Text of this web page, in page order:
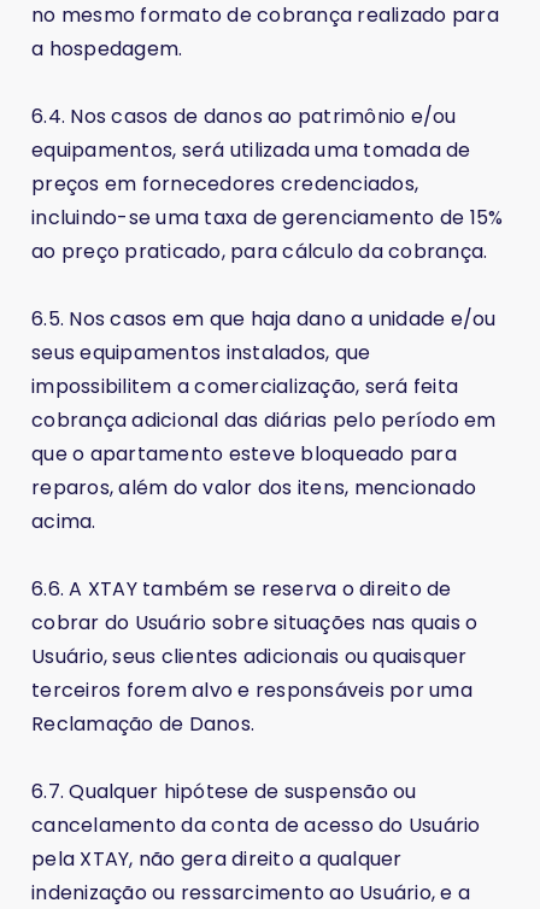
no mesmo formato de cobrança realizado para
a hospedagem.
6.4. Nos casos de danos ao patrimônio e/ou
equipamentos, será utilizada uma tomada de
preços em fornecedores credenciados,
incluindo-se uma taxa de gerenciamento de 15%
ao preço praticado, para cálculo da cobrança.
6.5. Nos casos em que haja dano a unidade e/ou
seus equipamentos instalados, que
impossibilitem a comercialização, será feita
cobrança adicional das diárias pelo período em
que o apartamento esteve bloqueado para
reparos, além do valor dos itens, mencionado
acima.
6.6. A XTAY também se reserva o direito de
cobrar do Usuário sobre situações nas quais o
Usuário, seus clientes adicionais ou quaisquer
terceiros forem alvo e responsáveis por uma
Reclamação de Danos.
6.7. Qualquer hipótese de suspensão ou
cancelamento da conta de acesso do Usuário
pela XTAY, não gera direito a qualquer
indenização ou ressarcimento ao Usuário, e a